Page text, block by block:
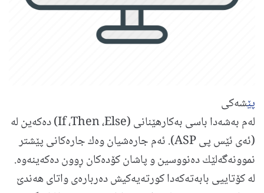
پێشەکی
له‌م به‌شه‌دا باسی به‌کارهێنانی (If ،Then ،Else) ده‌كه‌ین له‌
(ئه‌ی ئێس پی ASP). ئه‌م جاره‌شیان وه‌ك جاره‌كانی پێشتر
نموونه‌گه‌لێك ده‌نووسین و پاشان كۆده‌كان ڕوون ده‌كه‌ینه‌وه‌.
له‌ كۆتاییی بابه‌ته‌كه‌دا كورته‌یه‌كیش ده‌رباره‌ی واتای هه‌ندێ